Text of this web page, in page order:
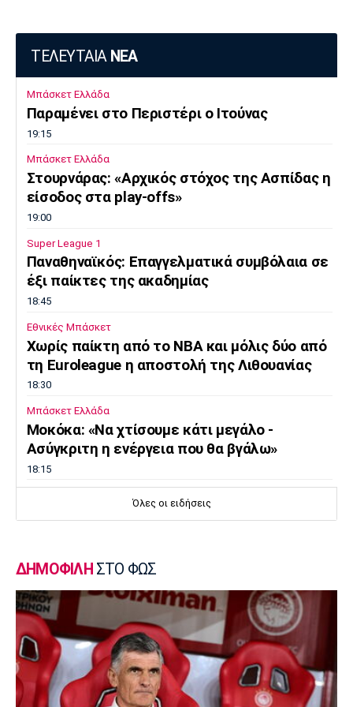
ΤΕΛΕΥΤΑΙΑ ΝΕΑ
Μπάσκετ Ελλάδα
Παραμένει στο Περιστέρι ο Ιτούνας
19:15
Μπάσκετ Ελλάδα
Στουρνάρας: «Αρχικός στόχος της Ασπίδας η
είσοδος στα play-offs»
19:00
Super League 1
Παναθηναϊκός: Επαγγελματικά συμβόλαια σε
έξι παίκτες της ακαδημίας
18:45
Εθνικές Μπάσκετ
Χωρίς παίκτη από το ΝΒΑ και μόλις δύο από
τη Euroleague η αποστολή της Λιθουανίας
18:30
Μπάσκετ Ελλάδα
Μοκόκα: «Να χτίσουμε κάτι μεγάλο -
Ασύγκριτη η ενέργεια που θα βγάλω»
18:15
Ισπανία - Ελλάδα 96-86: Ήττα στην πρεμιέρα
Ποδόσφαιρο - Διεθνή
Η Νορβηγία καλεί τον Ινφαντίνο να
παραιτηθεί
18:00
Super League 1
Ολυμπιακός: Στα «ερυθρόλευκα» ο γιός του
Τζιοβάνι!
Όλες οι ειδήσεις
ΔΗΜΟΦΙΛΗ ΣΤΟ ΦΩΣ